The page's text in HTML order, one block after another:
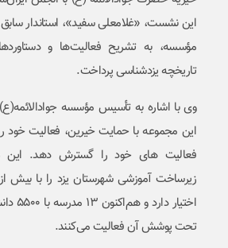
این نشست، «غلامعلی سفید»، استاندار
مؤسسه، به تشریح فعالیت‌ها و
تاریخچه یزدشناسی پرداخت.
وی با اشاره به تأسیس مؤسسه
این مجموعه با حمایت خیرین، فعالیت خود
فعالیت های خود را گسترش دهد. این
تحت پوشش آن فعالیت می‌کنند.